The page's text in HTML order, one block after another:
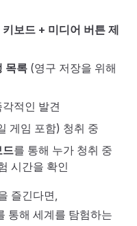
보드 + 미디어 버튼 제
목록 (영구 저장을 위해
적인 발견
게임 포함) 청취 중
드를 통해 누가 청취 중
시간을 확인
즐긴다면,
통해 세계를 탐험하는